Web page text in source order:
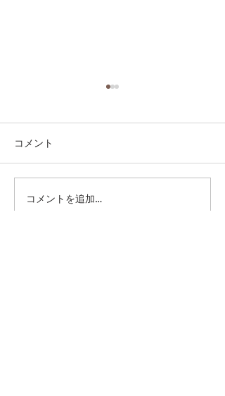
第41回日本クラブユース
コメント
コメントを追加…